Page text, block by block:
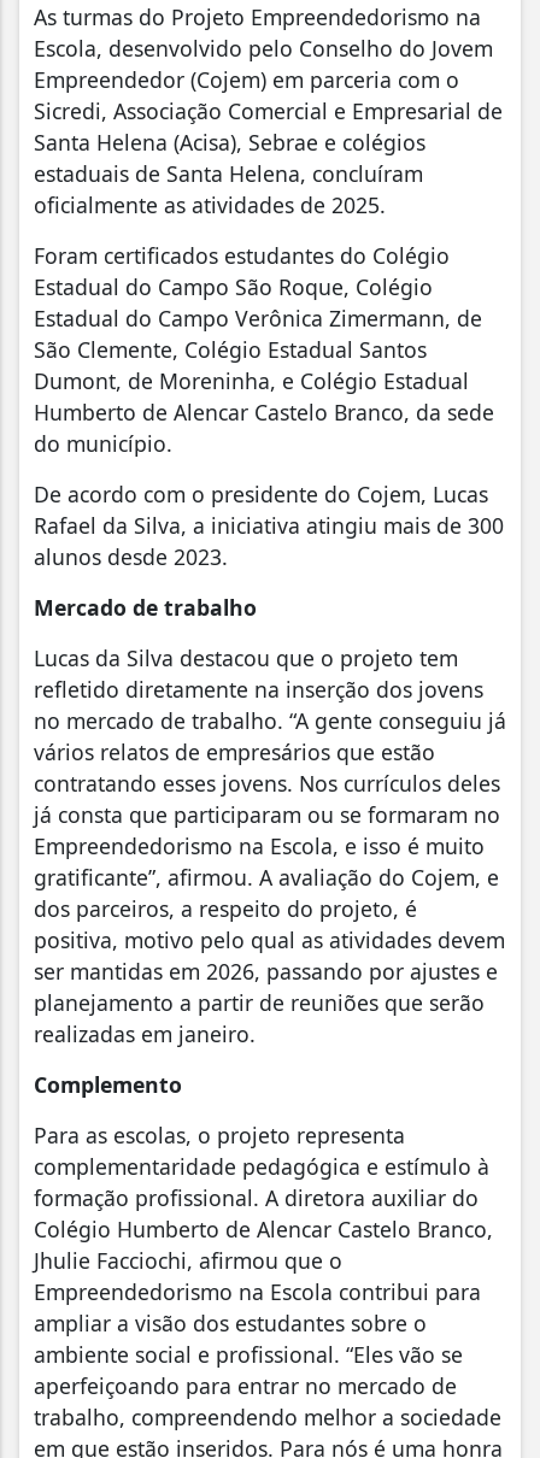
As turmas do Projeto Empreendedorismo na
Escola, desenvolvido pelo Conselho do Jovem
Empreendedor (Cojem) em parceria com o
Sicredi, Associação Comercial e Empresarial de
Santa Helena (Acisa), Sebrae e colégios
estaduais de Santa Helena, concluíram
oficialmente as atividades de 2025.
Foram certificados estudantes do Colégio
Estadual do Campo São Roque, Colégio
Estadual do Campo Verônica Zimermann, de
São Clemente, Colégio Estadual Santos
Dumont, de Moreninha, e Colégio Estadual
Humberto de Alencar Castelo Branco, da sede
do município.
De acordo com o presidente do Cojem, Lucas
Rafael da Silva, a iniciativa atingiu mais de 300
alunos desde 2023.
Mercado de trabalho
Lucas da Silva destacou que o projeto tem
refletido diretamente na inserção dos jovens
no mercado de trabalho. “A gente conseguiu já
vários relatos de empresários que estão
contratando esses jovens. Nos currículos deles
já consta que participaram ou se formaram no
Empreendedorismo na Escola, e isso é muito
gratificante”, afirmou. A avaliação do Cojem, e
dos parceiros, a respeito do projeto, é
positiva, motivo pelo qual as atividades devem
ser mantidas em 2026, passando por ajustes e
planejamento a partir de reuniões que serão
realizadas em janeiro.
Complemento
Para as escolas, o projeto representa
complementaridade pedagógica e estímulo à
formação profissional. A diretora auxiliar do
Colégio Humberto de Alencar Castelo Branco,
Jhulie Facciochi, afirmou que o
Empreendedorismo na Escola contribui para
ampliar a visão dos estudantes sobre o
ambiente social e profissional. “Eles vão se
aperfeiçoando para entrar no mercado de
trabalho, compreendendo melhor a sociedade
em que estão inseridos. Para nós é uma honra